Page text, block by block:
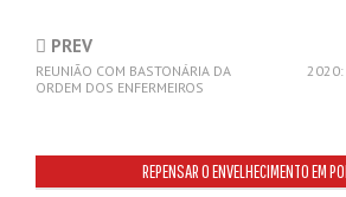
PREV
REUNIÃO COM BASTONÁRIA DA
ORDEM DOS ENFERMEIROS
2020:
REPENSAR O ENVELHECIMENTO EM